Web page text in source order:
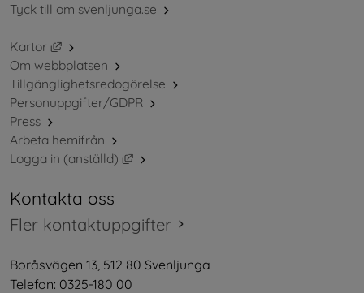
Tyck till om svenljunga.se
Kartor
Länk till annan webbplats, öppnas i nytt fönster.
Om webbplatsen
Tillgänglighetsredogörelse
Personuppgifter/GDPR
Press
Arbeta hemifrån
Logga in (anställd)
Länk till annan webbplats, öppnas i nytt
Kontakta oss
Fler kontaktuppgifter
Boråsvägen 13, 512 80 Svenljunga
Telefon: 0325-180 00